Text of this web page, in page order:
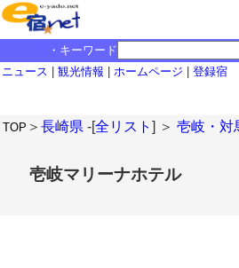
・キーワード
ニュース
観光情報 ホームページ 登録宿
TOP ＞ 長崎県 -[全リスト ] ＞ 壱岐・対
壱岐マリーナホテル